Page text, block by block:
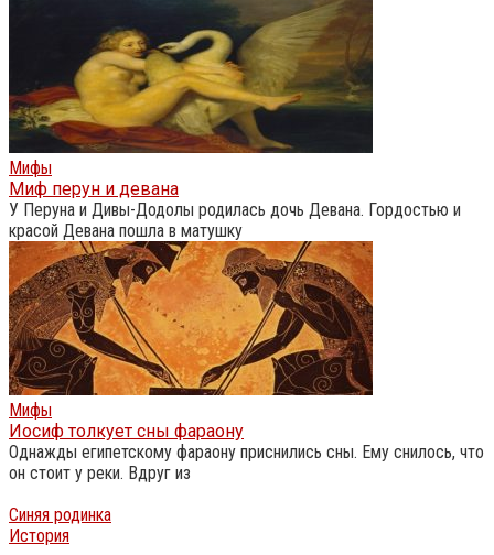
Мифы
Миф перун и девана
У Перуна и Дивы-Додолы родилась дочь Девана. Гордостью и
красой Девана пошла в матушку
Мифы
Иосиф толкует сны фараону
Однажды египетскому фараону приснились сны. Ему снилось, что
он стоит у реки. Вдруг из
Синяя родинка
История